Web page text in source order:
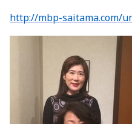
http://mbp-saitama.com/